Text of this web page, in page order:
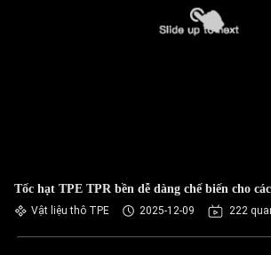
Tốc hạt TPE TPR bền dễ dàng chế biến cho
Vật liệu thô TPE 2025-12-09 222